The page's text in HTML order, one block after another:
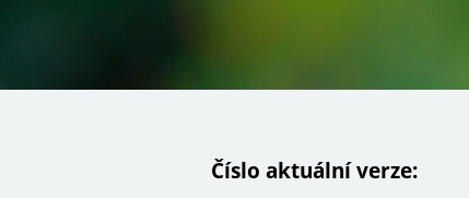
Číslo aktuální verze: